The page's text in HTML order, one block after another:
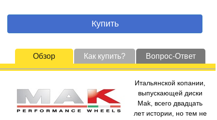
Купить
Обзор Как купить? Вопрос-Ответ
Итальянской копании,
выпускающей диски
Mak, всего двадцать
лет истории, но тем не